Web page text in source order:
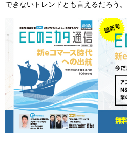
できないトレンドとも言えるだろう。